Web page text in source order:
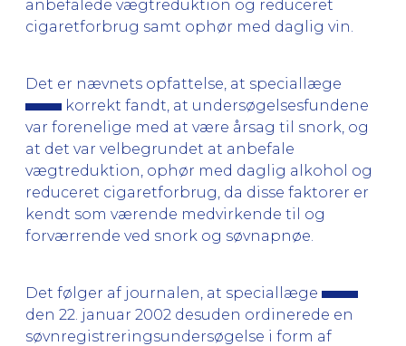
anbefalede vægtreduktion og reduceret
cigaretforbrug samt ophør med daglig vin.
Det er nævnets opfattelse, at speciallæge
korrekt fandt, at undersøgelsesfundene
var forenelige med at være årsag til snork, og
at det var velbegrundet at anbefale
vægtreduktion, ophør med daglig alkohol og
reduceret cigaretforbrug, da disse faktorer er
kendt som værende medvirkende til og
forværrende ved snork og søvnapnøe.
Det følger af journalen, at speciallæge
den 22. januar 2002 desuden ordinerede en
søvnregistreringsundersøgelse i form af